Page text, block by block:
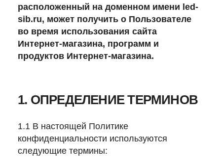
расположенный на доменном имени led-
sib.ru, может получить о Пользователе
во время использования сайта
Интернет-магазина, программ и
продуктов Интернет-магазина.
1. ОПРЕДЕЛЕНИЕ ТЕРМИНОВ
1.1 В настоящей Политике
конфиденциальности используются
следующие термины: